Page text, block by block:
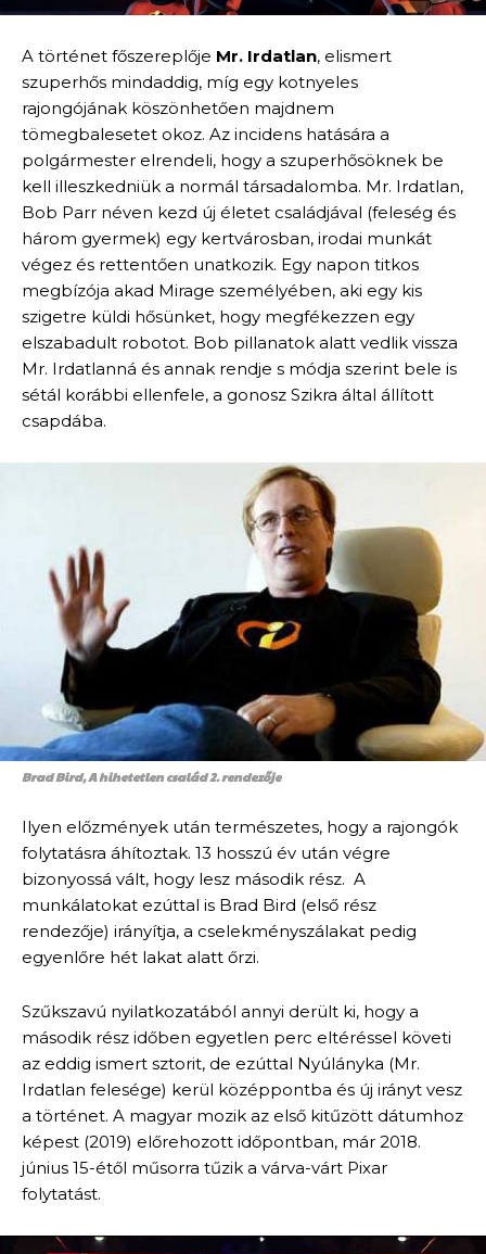
A történet főszereplője Mr. Irdatlan, elismert
szuperhős mindaddig, míg egy kotnyeles
rajongójának köszönhetően majdnem
tömegbalesetet okoz. Az incidens hatására a
polgármester elrendeli, hogy a szuperhősöknek be
kell illeszkedniük a normál társadalomba. Mr. Irdatlan,
Bob Parr néven kezd új életet családjával (feleség és
három gyermek) egy kertvárosban, irodai munkát
végez és rettentően unatkozik. Egy napon titkos
megbízója akad Mirage személyében, aki egy kis
szigetre küldi hősünket, hogy megfékezzen egy
elszabadult robotot. Bob pillanatok alatt vedlik vissza
Mr. Irdatlanná és annak rendje s módja szerint bele is
sétál korábbi ellenfele, a gonosz Szikra által állított
csapdába.
Brad Bird, A hihetetlen család 2. rendezője
Ilyen előzmények után természetes, hogy a rajongók
folytatásra áhítoztak. 13 hosszú év után végre
bizonyossá vált, hogy lesz második rész. A
munkálatokat ezúttal is Brad Bird (első rész
rendezője) irányítja, a cselekményszálakat pedig
egyenlőre hét lakat alatt őrzi.
Szűkszavú nyilatkozatából annyi derült ki, hogy a
második rész időben egyetlen perc eltéréssel követi
az eddig ismert sztorit, de ezúttal Nyúlányka (Mr.
Irdatlan felesége) kerül középpontba és új irányt vesz
a történet. A magyar mozik az első kitűzött dátumhoz
képest (2019) előrehozott időpontban, már 2018.
június 15-étől műsorra tűzik a várva-várt Pixar
folytatást.